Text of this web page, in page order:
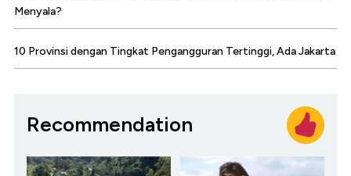
Menyala?
10 Provinsi dengan Tingkat Pengangguran Tertinggi, Ada Jakarta
Recommendation